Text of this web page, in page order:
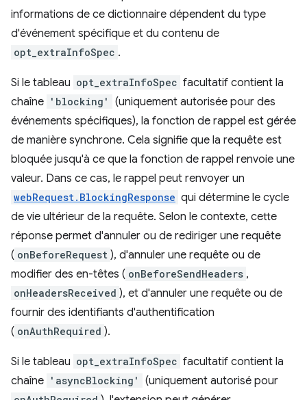
informations de ce dictionnaire dépendent du type
d'événement spécifique et du contenu de
opt_extraInfoSpec .
Si le tableau opt_extraInfoSpec facultatif contient la
chaîne 'blocking'
(uniquement autorisée pour des
événements spécifiques), la fonction de rappel est gérée
de manière synchrone. Cela signifie que la requête est
bloquée jusqu'à ce que la fonction de rappel renvoie une
valeur. Dans ce cas, le rappel peut renvoyer un
webRequest.BlockingResponse qui détermine le cycle
de vie ultérieur de la requête. Selon le contexte, cette
réponse permet d'annuler ou de rediriger une requête
( onBeforeRequest ), d'annuler une requête ou de
modifier des en-têtes ( onBeforeSendHeaders ,
onHeadersReceived ), et d'annuler une requête ou de
fournir des identifiants d'authentification
( onAuthRequired ).
Si le tableau opt_extraInfoSpec facultatif contient la
chaîne 'asyncBlocking' (uniquement autorisé pour